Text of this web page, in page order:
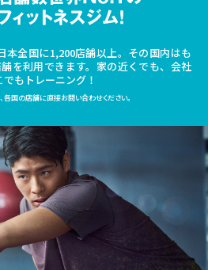
本全国に1,200店舗以上。その国内はも
を利用できます。家の近くでも、会社
もトレーニング！
国の店舗に直接お問い合わせください。